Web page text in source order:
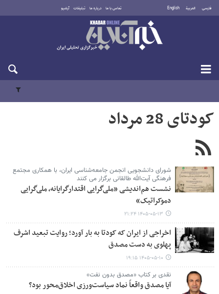
فارسی العربية English تماس با ما درباره ما تبلیغات آرشیو
یکشنبه ۱۸ مرداد ۱۴۰۵
کودتای 28 مرداد
شورای دانشجویی انجمن جامعه‌شناسی ایران، با همکاری مجتمع
فرهنگی آیت‌الله طالقانی برگزار می کنند
نشست هم‌اندیشی «ملی‌گرایی اقتدارگرایانه، ملی‌گرایی
دموکراتیک»
۱۴۰۵-۰۵-۱۳ ۲۱:۲۴
اخراجی از ایران که کودتا به بار آورد؛ روایت تبعید اشرف
پهلوی به دست مصدق
۱۴۰۵-۰۵-۱۰ ۱۹:۱۵
نقدی بر کتاب «مصدق بدون نفت»
آیا مصدق واقعاً نماد سیاست‌ورزی اخلاق‌محور بود؟